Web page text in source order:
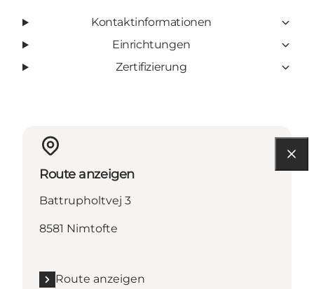
Kontaktinformationen
Einrichtungen
Zertifizierung
Route anzeigen
Battrupholtvej 3
8581 Nimtofte
Route anzeigen